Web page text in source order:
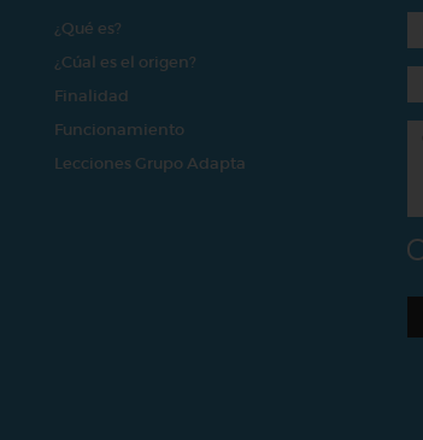
¿Qué es?
¿Cúal es el origen?
Finalidad
Funcionamiento
Lecciones Grupo Adapta